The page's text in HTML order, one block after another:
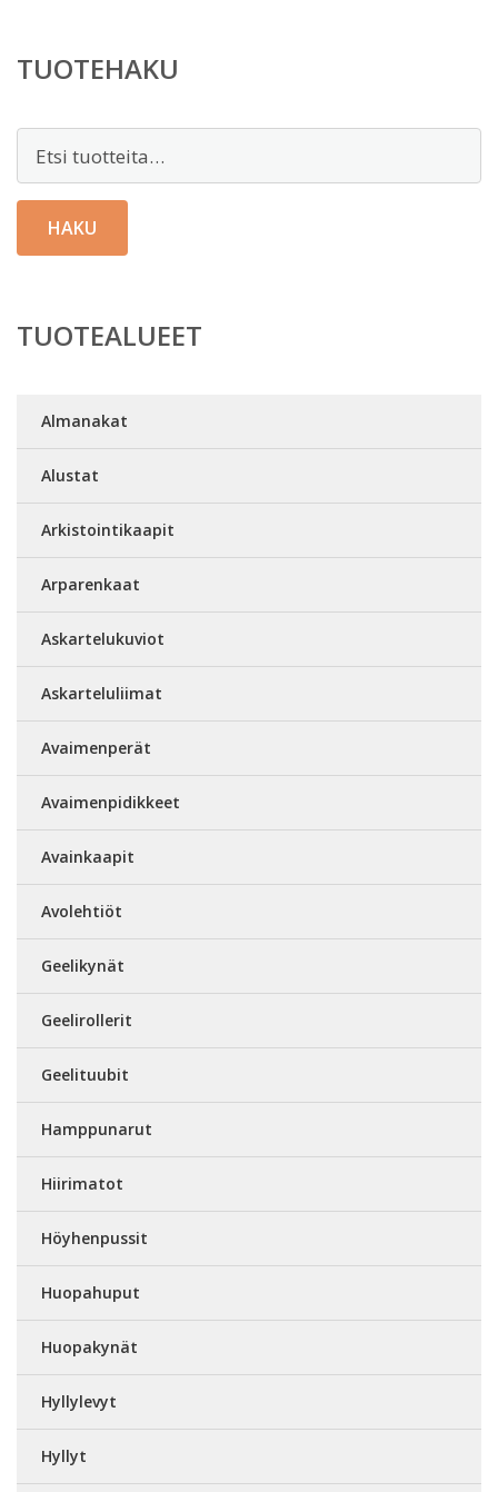
TUOTEHAKU
HAKU
TUOTEALUEET
Almanakat
Alustat
Arkistointikaapit
Arparenkaat
Askartelukuviot
Askarteluliimat
Avaimenperät
Avaimenpidikkeet
Avainkaapit
Avolehtiöt
Geelikynät
Geelirollerit
Geelituubit
Hamppunarut
Hiirimatot
Höyhenpussit
Huopahuput
Huopakynät
Hyllylevyt
Hyllyt